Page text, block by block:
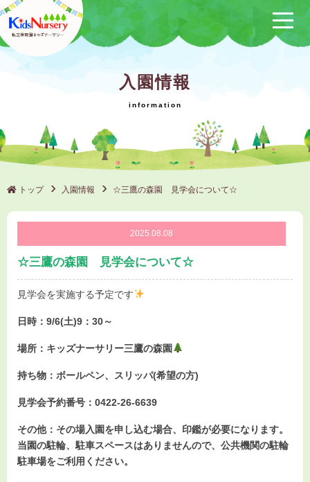
サービス概要
（保けいこ）
園の1日
年間行事
施設一覧
ブログ
採用情報
入園情報
お問い合わせ
入園情報
トップ 入園情報 ☆三鷹の森園 見学会について☆
2025.08.08
☆三鷹の森園 見学会について☆
見学会を実施する予定です
日時：9/6(土)9：30～
場所：キッズナーサリー三鷹の森園
持ち物：ボールペン、スリッパ(希望の方)
見学会予約番号：0422-26-6639
その他：その場入園を申し込む場合、印鑑が必要になります。
当園の駐輪、駐車スペースはありませんので、公共機関の駐輪
駐車場をご利用ください。